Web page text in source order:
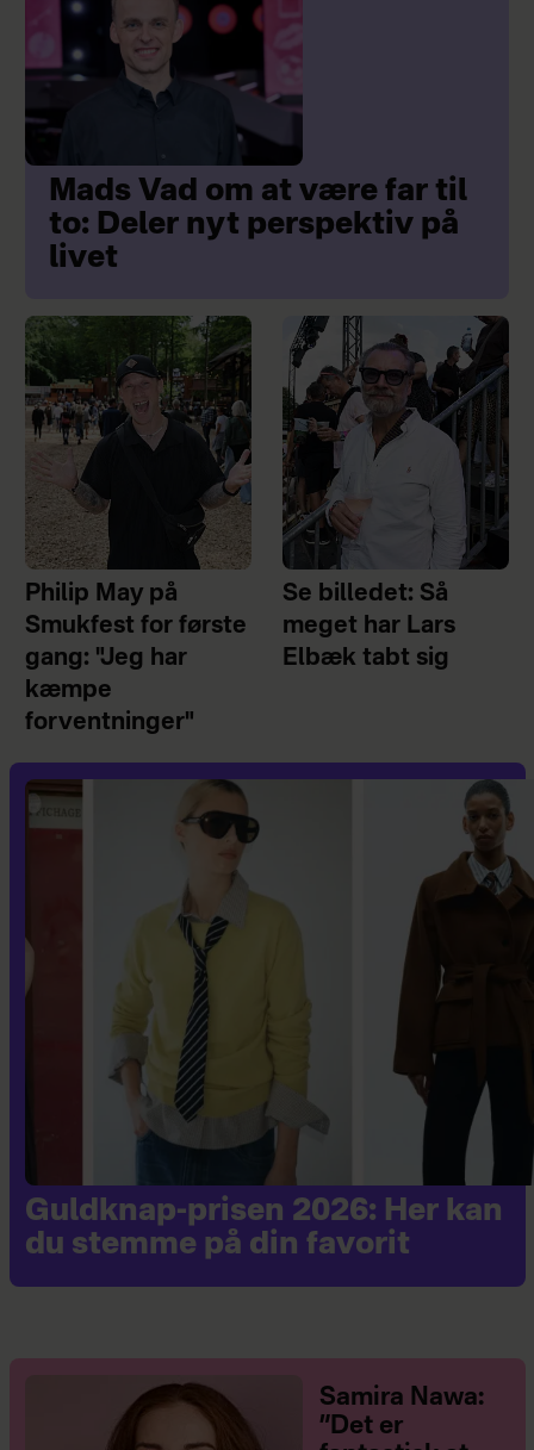
Mads Vad om at være far til
to: Deler nyt perspektiv på
livet
Philip May på
Smukfest for første
gang: "Jeg har
kæmpe
forventninger"
Se billedet: Så
meget har Lars
Elbæk tabt sig
Guldknap-prisen 2026: Her kan
du stemme på din favorit
Samira Nawa:
”Det er